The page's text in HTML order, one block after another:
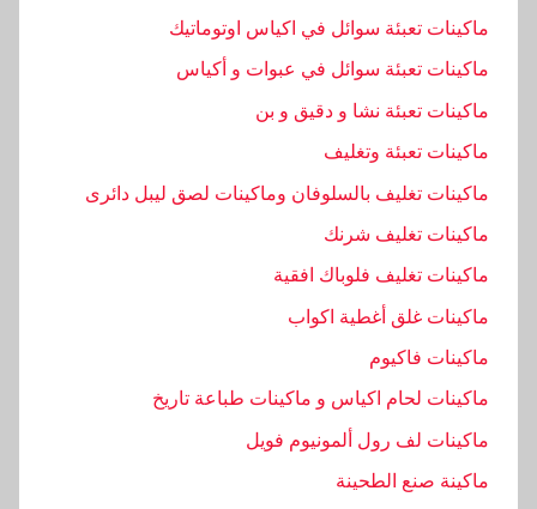
ن
ة
ماكينات تعبئة سوائل في اكياس اوتوماتيك
ماكينات تعبئة سوائل في عبوات و أكياس
ماكينات تعبئة نشا و دقيق و بن
ماكينات تعبئة وتغليف
ماكينات تغليف بالسلوفان وماكينات لصق ليبل دائرى
ماكينات تغليف شرنك
ماكينات تغليف فلوباك افقية
ماكينات غلق أغطية اكواب
ماكينات فاكيوم
ماكينات لحام اكياس و ماكينات طباعة تاريخ
ماكينات لف رول ألمونيوم فويل
ماكينة صنع الطحينة